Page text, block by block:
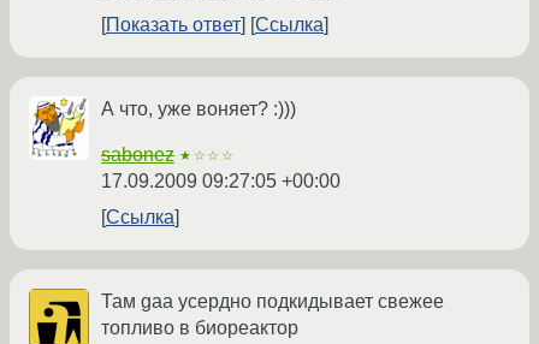
Показать ответ
Ссылка
А что, уже воняет? :)))
sabonez ★☆☆☆
17.09.2009 09:27:05 +00:00
Ссылка
Там gaa усердно подкидывает свежее
топливо в биореактор